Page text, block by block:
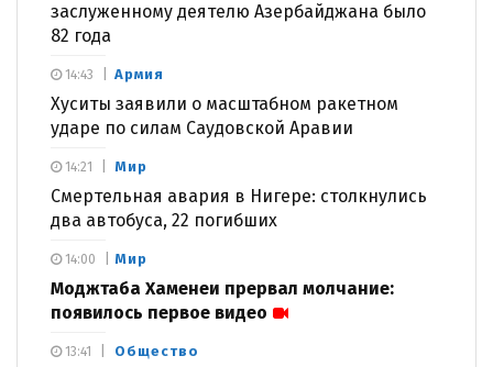
заслуженному деятелю Азербайджана было
82 года
Армия
Хуситы заявили о масштабном ракетном
ударе по силам Саудовской Аравии
14:43
Мир
Смертельная авария в Нигере: столкнулись
два автобуса, 22 погибших
14:21
Мир
Моджтаба Хаменеи прервал молчание:
появилось первое видео
14:00
Общество
13:41